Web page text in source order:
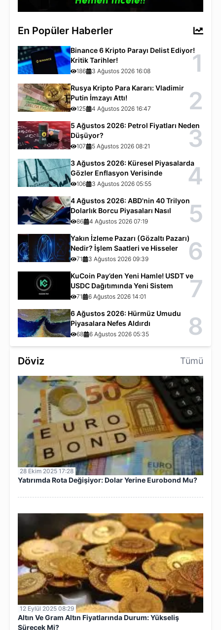
Döviz Tümü
28 Ekim 2025 17:28
Yatırımda Rota Değişiyor: Dolar Yerine Eurobond Mu?
12 Eylül 2025 08:29
Altın Ve Gram Altın Fiyatlarında Durum: Yükseliş
Sürecek Mi?
En Popüler Haberler
Binance 6 Kripto Parayı Delist Ediyor!
Kritik Tarihler!
186 3 Ağustos 2026 16:08 1
Rusya Kripto Para Kararı: Vladimir
Putin İmzayı Attı!
125 4 Ağustos 2026 16:47 2
5 Ağustos 2026: Petrol Fiyatları Neden
Düşüyor?
107 5 Ağustos 2026 08:21 3
3 Ağustos 2026: Küresel Piyasalarda
Gözler Enflasyon Verisinde
106 3 Ağustos 2026 05:55 4
4 Ağustos 2026: ABD'nin 40 Trilyon
Dolarlık Borcu Piyasaları Nasıl
Etkiliyor?
86 4 Ağustos 2026 07:19 5
Yakın İzleme Pazarı (Gözaltı Pazarı)
Nedir? İşlem Saatleri ve Hisseler
71 3 Ağustos 2026 09:39 6
KuCoin Pay’den Yeni Hamle! USDT ve
USDC Dağıtımında Yeni Sistem
71 6 Ağustos 2026 14:01 7
6 Ağustos 2026: Hürmüz Umudu
Piyasalara Nefes Aldırdı
68 6 Ağustos 2026 05:35 8